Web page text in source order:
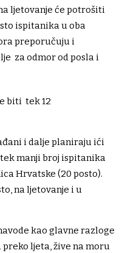
ljetovanje će potrošiti
ispitanika u oba
preporučuju i
za odmor od posla i
biti tek 12
i dalje planiraju ići
manji broj ispitanika
Hrvatske (20 posto).
na ljetovanje i u
kao glavne razloge
ljeta, žive na moru